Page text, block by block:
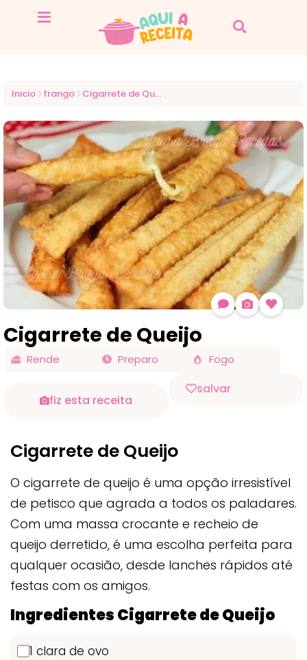
Inicio frango Cigarrete de Queijo
Cigarrete de Queijo
Rende Preparo Fogo
fiz esta receita
salvar
Cigarrete de Queijo
O cigarrete de queijo é uma opção irresistível
de petisco que agrada a todos os paladares.
Com uma massa crocante e recheio de
queijo derretido, é uma escolha perfeita para
qualquer ocasião, desde lanches rápidos até
festas com os amigos.
Ingredientes Cigarrete de Queijo
1 clara de ovo